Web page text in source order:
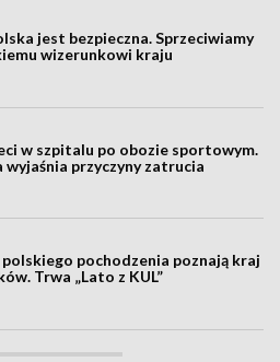
jest bezpieczna. Sprzeciwiamy
wizerunkowi kraju
w szpitalu po obozie sportowym.
wyjaśnia przyczyny zatrucia
pochodzenia poznają kraj
Trwa „Lato z KUL”